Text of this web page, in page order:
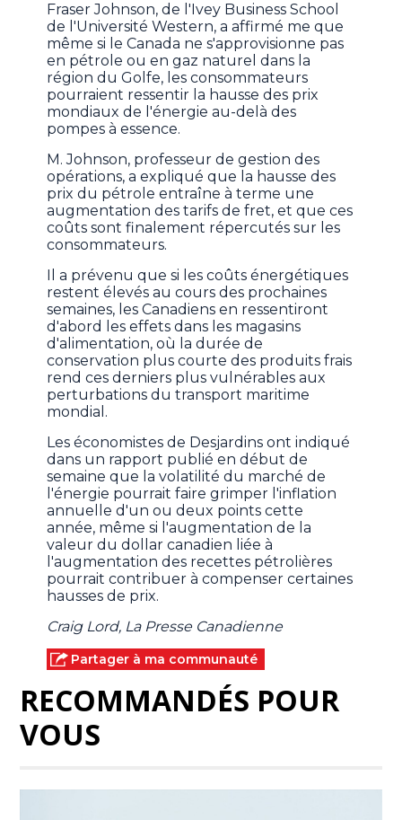
Fraser Johnson, de l'Ivey Business School
de l'Université Western, a affirmé me que
même si le Canada ne s'approvisionne pas
en pétrole ou en gaz naturel dans la
région du Golfe, les consommateurs
pourraient ressentir la hausse des prix
mondiaux de l'énergie au-delà des
pompes à essence.
M. Johnson, professeur de gestion des
opérations, a expliqué que la hausse des
prix du pétrole entraîne à terme une
augmentation des tarifs de fret, et que ces
coûts sont finalement répercutés sur les
consommateurs.
Il a prévenu que si les coûts énergétiques
restent élevés au cours des prochaines
semaines, les Canadiens en ressentiront
d'abord les effets dans les magasins
d'alimentation, où la durée de
conservation plus courte des produits frais
rend ces derniers plus vulnérables aux
perturbations du transport maritime
mondial.
Les économistes de Desjardins ont indiqué
dans un rapport publié en début de
semaine que la volatilité du marché de
l'énergie pourrait faire grimper l'inflation
annuelle d'un ou deux points cette
année, même si l'augmentation de la
valeur du dollar canadien liée à
l'augmentation des recettes pétrolières
pourrait contribuer à compenser certaines
hausses de prix.
Craig Lord, La Presse Canadienne
Partager à ma communauté
RECOMMANDÉS POUR
VOUS